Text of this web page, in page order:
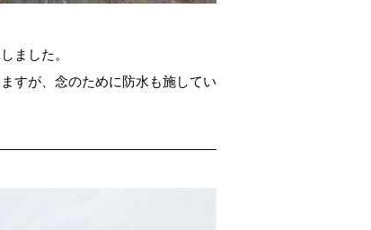
ました。
すが、念のために防水も施してい